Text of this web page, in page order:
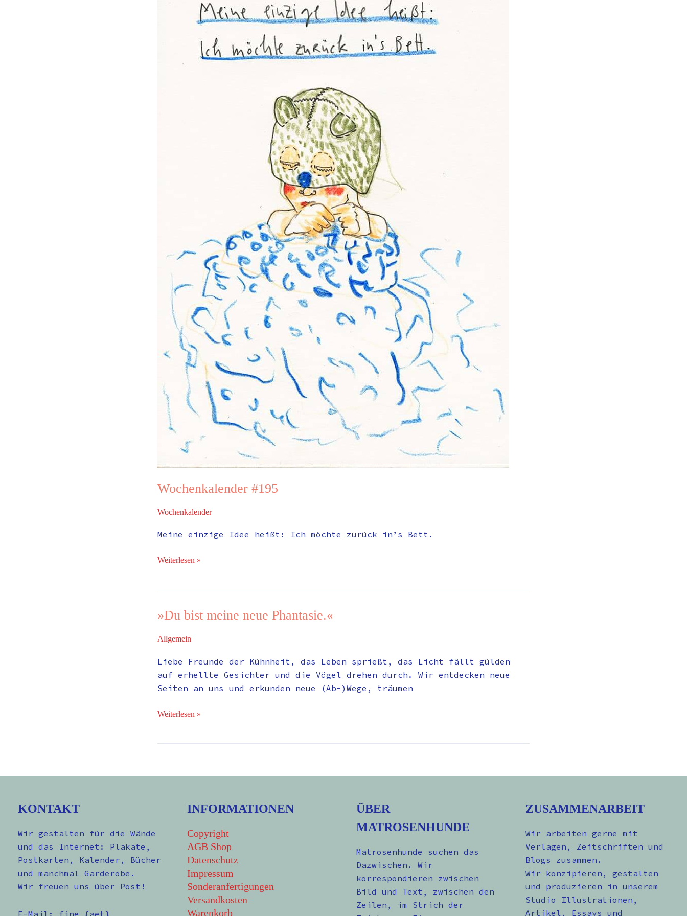
Wochenkalender #195
Wochenkalender
Meine einzige Idee heißt: Ich möchte zurück in’s Bett.
Weiterlesen »
»Du bist meine neue Phantasie.«
Allgemein
Liebe Freunde der Kühnheit, das Leben sprießt, das Licht fällt gülden
auf erhellte Gesichter und die Vögel drehen durch. Wir entdecken neue
Seiten an uns und erkunden neue (Ab-)Wege, träumen
»Du
meine
Phantasie.«
Weiterlesen »
KONTAKT
Wir gestalten für die Wände
und das Internet: Plakate,
Postkarten, Kalender, Bücher
und manchmal Garderobe.
Wir freuen uns über Post!
INFORMATIONEN
Copyright
AGB Shop
Datenschutz
Impressum
Sonderanfertigungen
Versandkosten
Warenkorb
ÜBER
MATROSENHUNDE
Matrosenhunde suchen das
Dazwischen. Wir
korrespondieren zwischen
Bild und Text, zwischen den
Zeilen, im Strich der
ZUSAMMENARBEIT
Wir arbeiten gerne mit
Verlagen, Zeitschriften und
Blogs zusammen.
Wir konzipieren, gestalten
und produzieren in unserem
Studio Illustrationen,
Artikel, Essays und